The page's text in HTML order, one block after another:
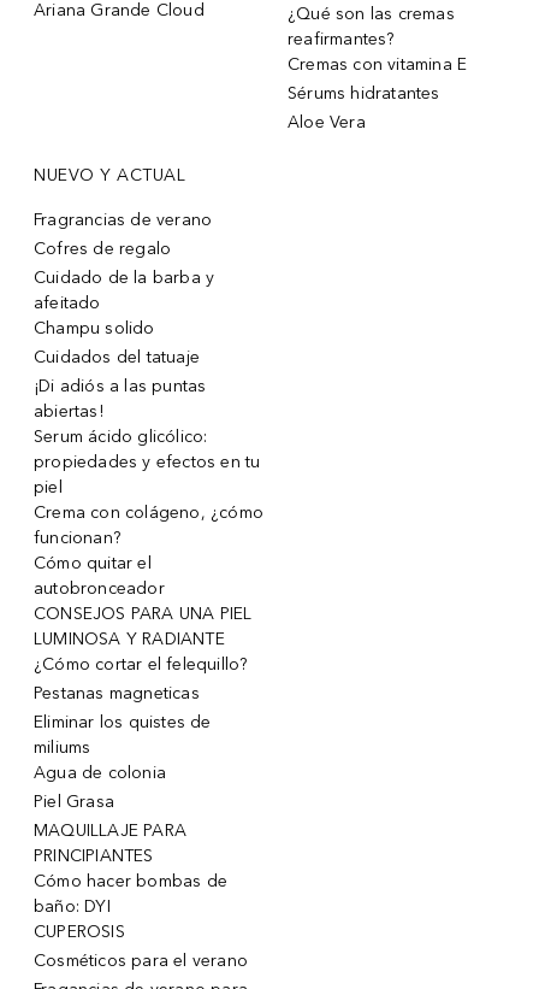
Ariana Grande Cloud
¿Qué son las cremas
reafirmantes?
Cremas con vitamina E
Sérums hidratantes
Aloe Vera
NUEVO Y ACTUAL
Fragrancias de verano
Cofres de regalo
Cuidado de la barba y
afeitado
Champu solido
Cuidados del tatuaje
¡Di adiós a las puntas
abiertas!
Serum ácido glicólico:
propiedades y efectos en tu
piel
Crema con colágeno, ¿cómo
funcionan?
Cómo quitar el
autobronceador
CONSEJOS PARA UNA PIEL
LUMINOSA Y RADIANTE
¿Cómo cortar el felequillo?
Pestanas magneticas
Eliminar los quistes de
miliums
Agua de colonia
Piel Grasa
MAQUILLAJE PARA
PRINCIPIANTES
Cómo hacer bombas de
baño: DYI
CUPEROSIS
Cosméticos para el verano